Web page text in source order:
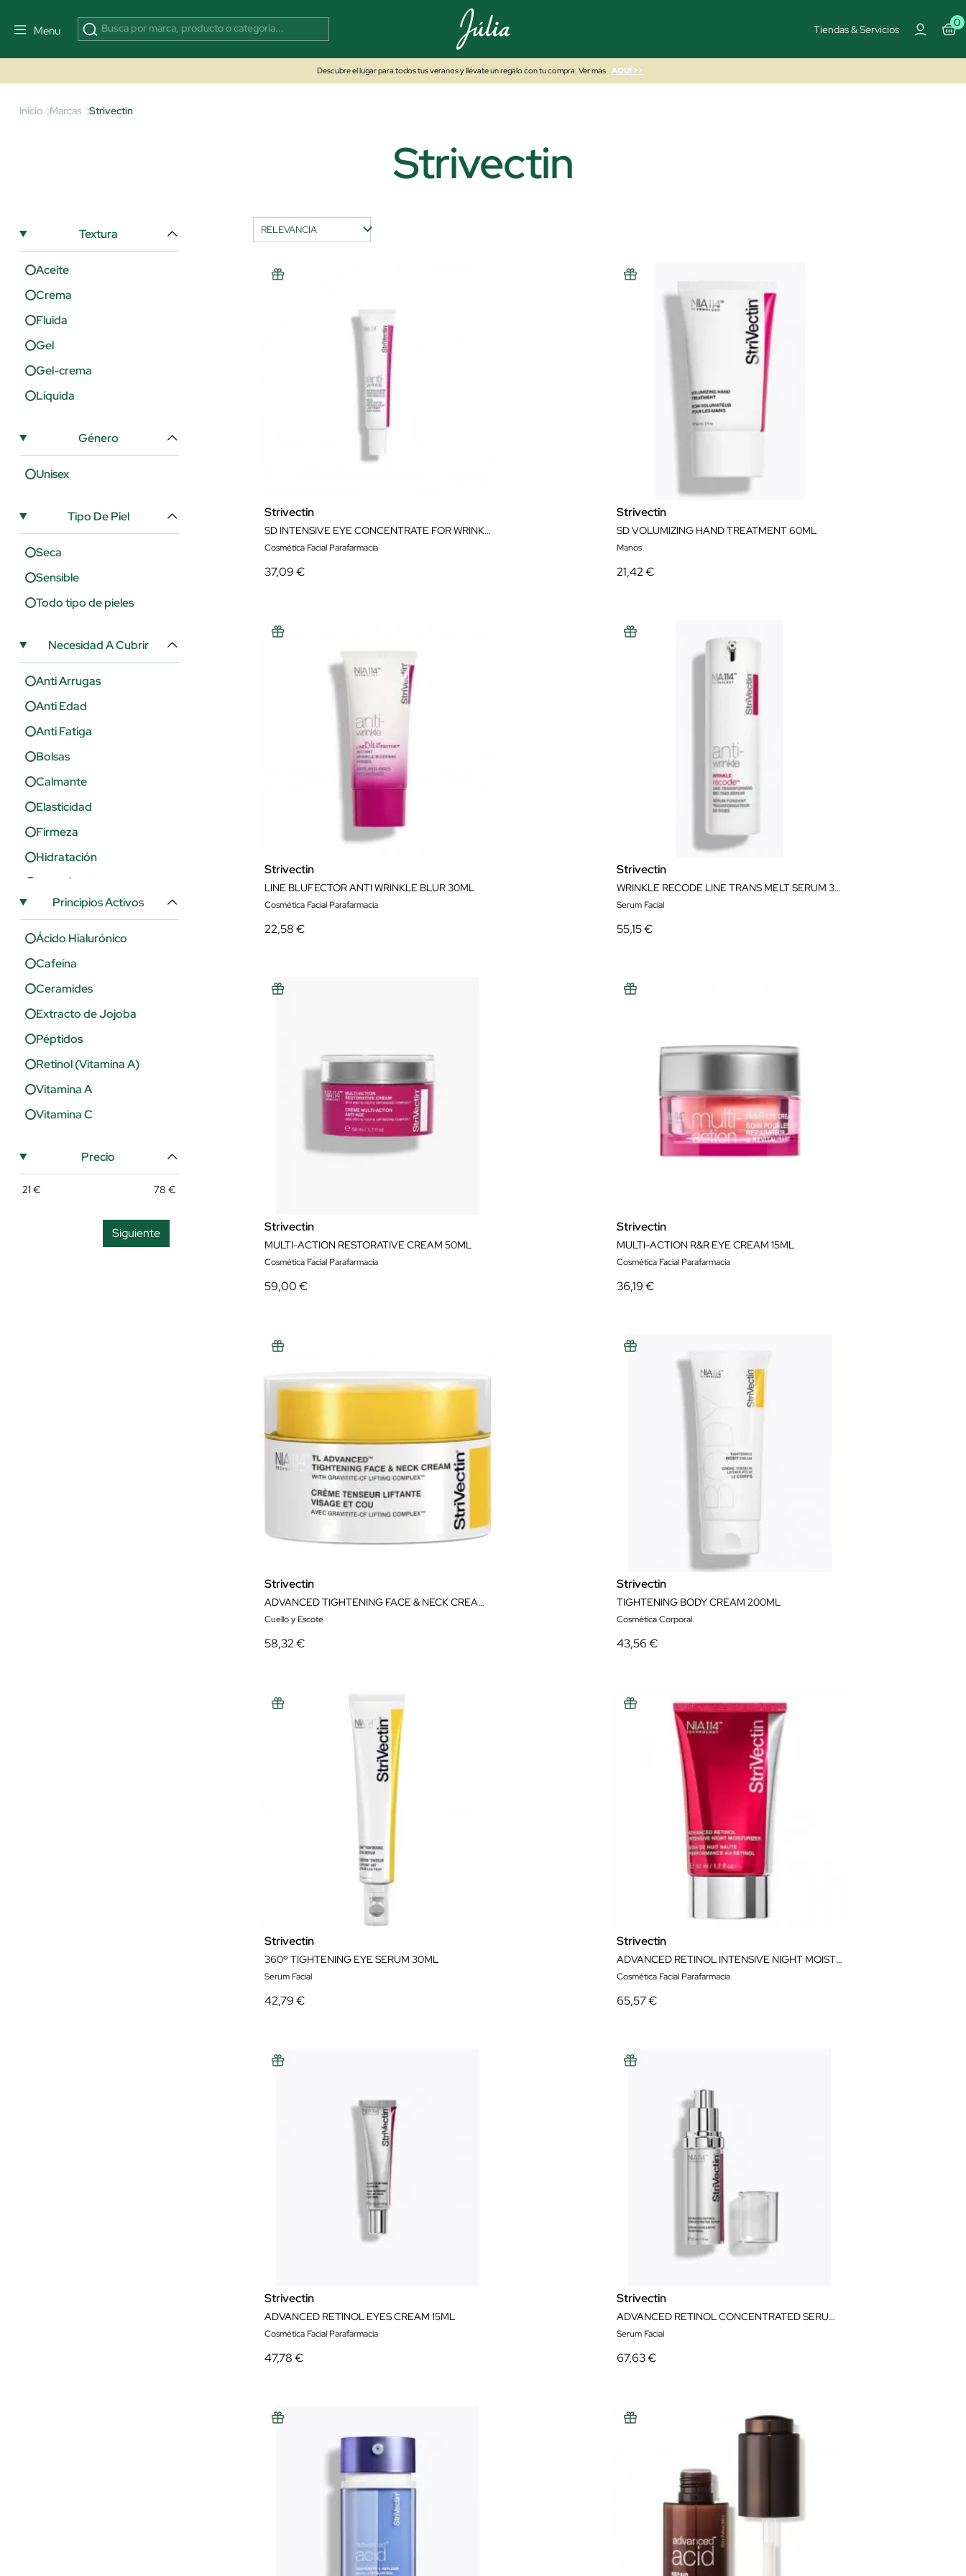
Menu Tiendas & Servicios
0
Descubre el lugar para todos tus veranos y llévate un regalo con tu compra. Ver más AQUÍ >>
Inicio Marcas Strivectin
Strivectin
Textura
Aceite
Crema
Fluida
Gel
Gel-crema
Líquida
Género
Unisex
Tipo De Piel
Seca
Sensible
Todo tipo de pieles
Necesidad A Cubrir
Anti Arrugas
Anti Edad
Anti Fatiga
Bolsas
Calmante
Elasticidad
Firmeza
Hidratación
Imperfecciones
Lifting
Luminosidad
Nutrición
Ojeras
Poros
Protección Luz Azul
Regeneración
Reparación
Revitalizante
Suavidad
Tonificación
Principios Activos
Ácido Hialurónico
Cafeína
Ceramides
Extracto de Jojoba
Péptidos
Retinol (Vitamina A)
Vitamina A
Vitamina C
Precio
21 € 78 €
Siguiente
Strivectin
SD INTENSIVE EYE CONCENTRATE FOR WRINKLES 30ML
Cosmética Facial Parafarmacia
37,09 €
Strivectin
SD VOLUMIZING HAND TREATMENT 60ML
Manos
21,42 €
Strivectin
LINE BLUFECTOR ANTI WRINKLE BLUR 30ML
Cosmética Facial Parafarmacia
22,58 €
Strivectin
WRINKLE RECODE LINE TRANS MELT SERUM 30ML
Serum Facial
55,15 €
Strivectin
MULTI-ACTION RESTORATIVE CREAM 50ML
Cosmética Facial Parafarmacia
59,00 €
Strivectin
MULTI-ACTION R&R EYE CREAM 15ML
Cosmética Facial Parafarmacia
36,19 €
Strivectin
ADVANCED TIGHTENING FACE & NECK CREAM 50ML
Cuello y Escote
58,32 €
Strivectin
TIGHTENING BODY CREAM 200ML
Cosmética Corporal
43,56 €
Strivectin
360º TIGHTENING EYE SERUM 30ML
Serum Facial
42,79 €
Strivectin
ADVANCED RETINOL INTENSIVE NIGHT MOISTURIZER 50ML
Cosmética Facial Parafarmacia
65,57 €
Strivectin
ADVANCED RETINOL EYES CREAM 15ML
Cosmética Facial Parafarmacia
47,78 €
Strivectin
ADVANCED RETINOL CONCENTRATED SERUM 30ML
Serum Facial
67,63 €